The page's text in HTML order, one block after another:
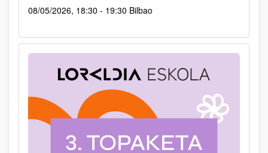
08/05/2026, 18:30 - 19:30 Bilbao